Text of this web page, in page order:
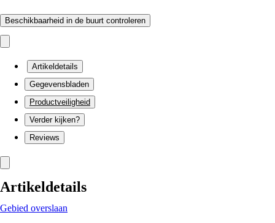
Beschikbaarheid in de buurt controleren
Artikeldetails
Gegevensbladen
Productveiligheid
Verder kijken?
Reviews
Artikeldetails
Gebied overslaan